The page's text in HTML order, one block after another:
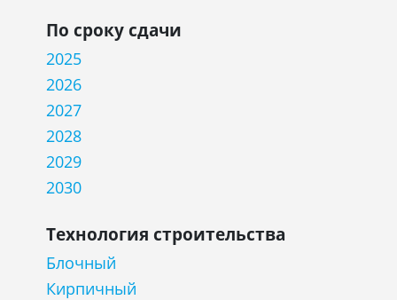
По сроку сдачи
2025
2026
2027
2028
2029
2030
Технология строительства
Блочный
Кирпичный